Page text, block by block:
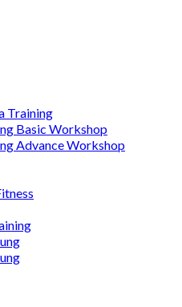
Training
Basic Workshop
Advance Workshop